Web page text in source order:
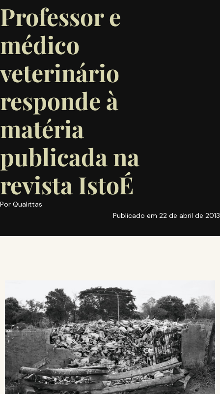
Professor e
médico
veterinário
responde à
matéria
publicada na
revista IstoÉ
Por Qualittas
Publicado em 22 de abril de 2013